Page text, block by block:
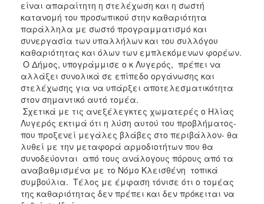
είναι απαραίτητη η στελέχωση και η σωστή
κατανομή του προσωπικού στην καθαριότητα
παράλληλα με σωστό προγραμματισμό και
συνεργασία των υπαλλήλων και του συλλόγου
καθαριότητας και όλων των εμπλεκόμενων φορέων.
Ο Δήμος, υπογράμμισε ο κ Λυγερός, πρέπει να
αλλάξει συνολικά σε επίπεδο οργάνωσης και
στελέχωσης για να υπάρξει αποτελεσματικότητα
στον σημαντικό αυτό τομέα.
Σχετικά με τις ανεξέλεγκτες χωματερές ο Ηλίας
Λυγερός εκτιμά ότι η λύση αυτού του προβλήματος-
που προξενεί μεγάλες βλάβες στο περιβάλλον- θα
λυθεί με την μεταφορά αρμοδιοτήτων που θα
συνοδεύονται από τους ανάλογους πόρους από τα
αναβαθμισμένα με το Νόμο Κλεισθένη τοπικά
συμβούλια. Τέλος με έμφαση τόνισε ότι ο τομέας
της καθαριότητας δεν πρέπει και δεν πρόκειται να